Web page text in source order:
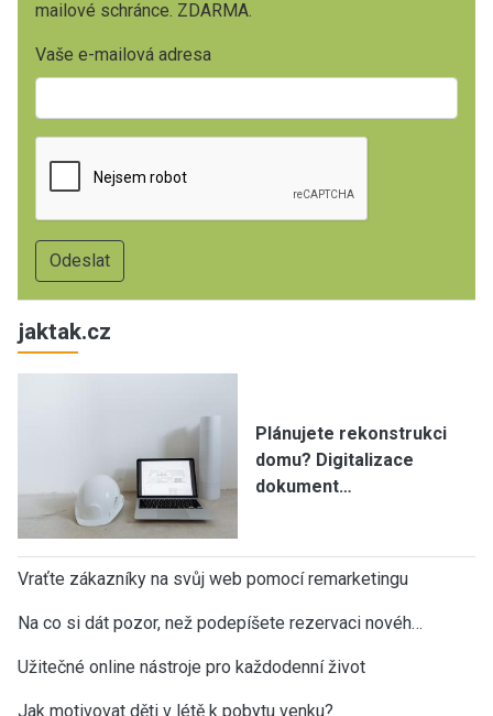
mailové schránce. ZDARMA.
Vaše e-mailová adresa
jaktak.cz
Plánujete rekonstrukci
domu? Digitalizace
dokument…
Vraťte zákazníky na svůj web pomocí remarketingu
Na co si dát pozor, než podepíšete rezervaci novéh…
Užitečné online nástroje pro každodenní život
Jak motivovat děti v létě k pobytu venku?